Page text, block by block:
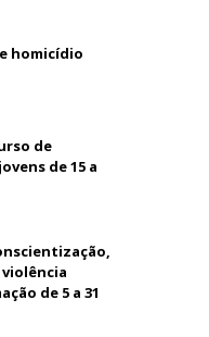
homicídio
de
de 15 a
de 5 a 31